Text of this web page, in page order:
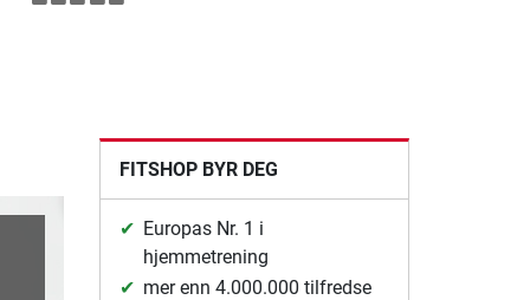
FITSHOP BYR DEG
Europas Nr. 1 i
hjemmetrening
mer enn 4.000.000 tilfredse